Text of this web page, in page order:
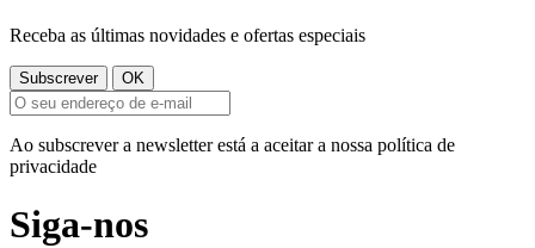
Receba as últimas novidades e ofertas especiais
Ao subscrever a newsletter está a aceitar a nossa política de
privacidade
Siga-nos